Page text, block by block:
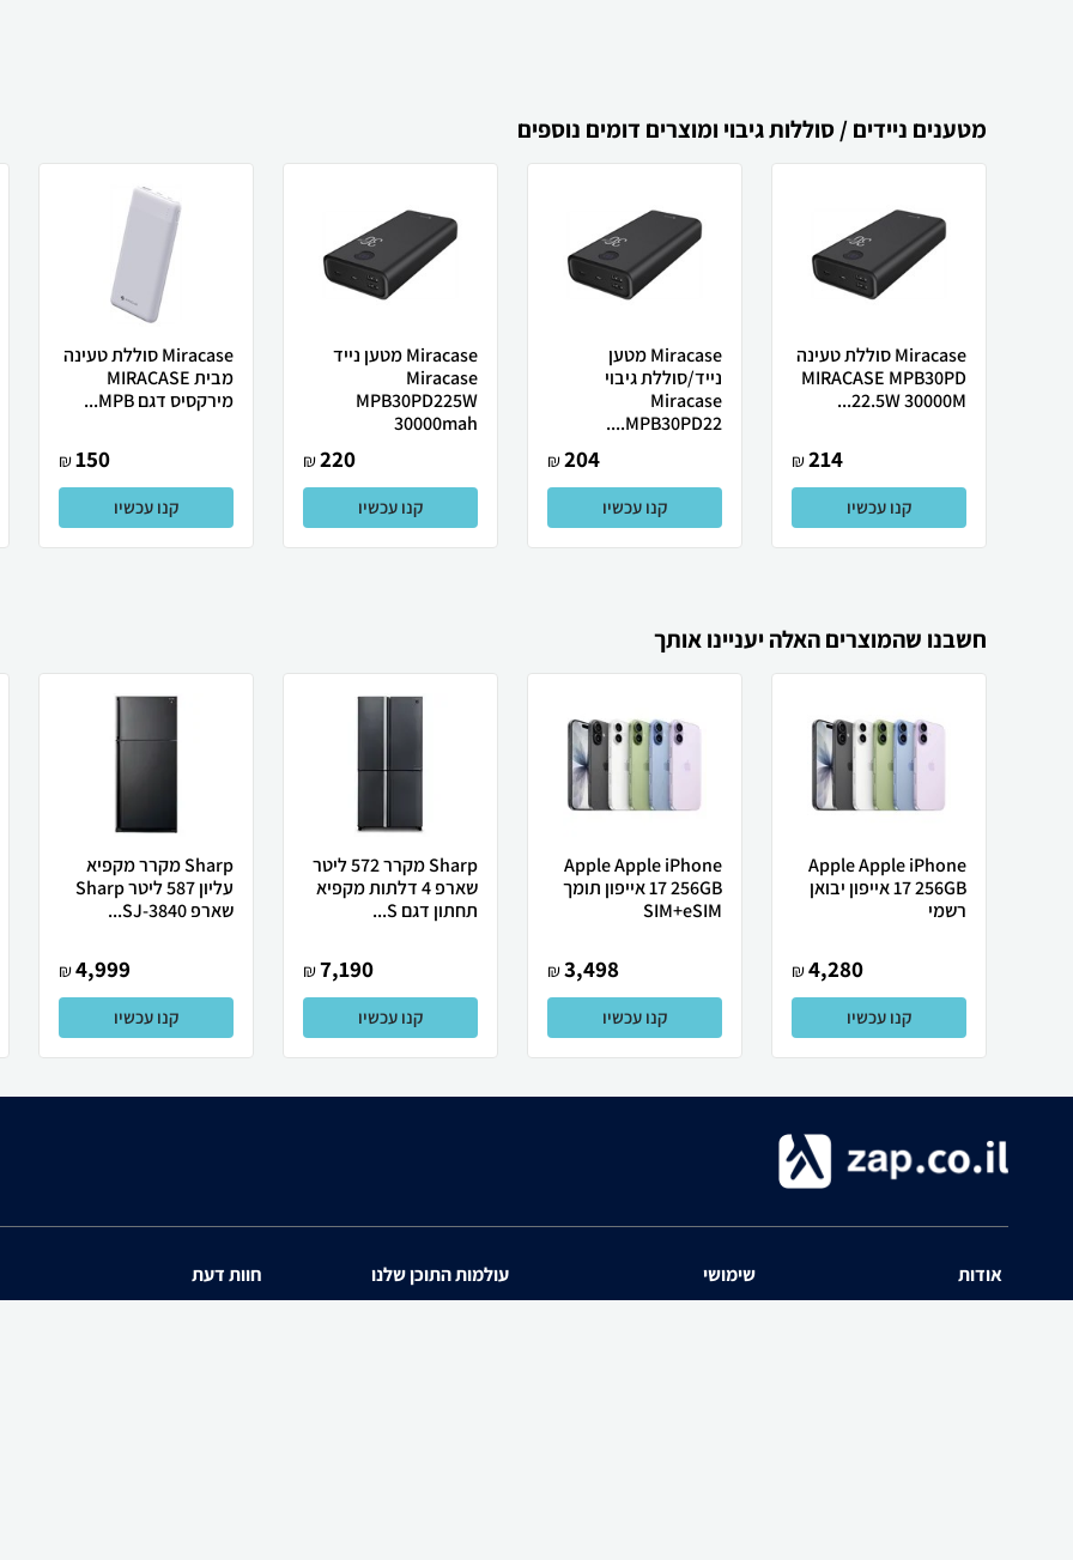
מטענים ניידים / סוללות גיבוי ומוצרים דומים נוספים
Miracase סוללת טעינה
MIRACASE MPB30PD
22.5W 30000M...
214
₪
קנו עכשיו
Miracase מטען
נייד/סוללת גיבוי
Miracase
MPB30PD22....
204
₪
קנו עכשיו
Miracase מטען נייד
Miracase
MPB30PD225W
30000mah
220
₪
קנו עכשיו
Miracase סוללת טעינה
מבית MIRACASE
מירקסיס דגם MPB...
150
₪
קנו עכשיו
חשבנו שהמוצרים האלה יעניינו אותך
Apple Apple iPhone
17 256GB אייפון יבואן
רשמי
4,280
₪
קנו עכשיו
Apple Apple iPhone
17 256GB אייפון תומך
SIM+eSIM
3,498
₪
קנו עכשיו
Sharp מקרר 572 ליטר
שארפ 4 דלתות מקפיא
תחתון דגם S...
7,190
₪
קנו עכשיו
Sharp מקרר מקפיא
עליון 587 ליטר Sharp
שארפ SJ-3840...
4,999
₪
קנו עכשיו
אודות
שימושי
עולמות התוכן שלנו
חוות דעת